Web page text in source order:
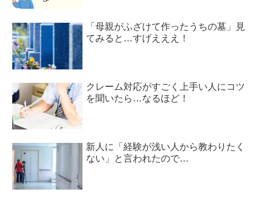
「母親がふざけて作ったうちの墓」見
てみると…すげえええ！
クレーム対応がすごく上手い人にコツ
を聞いたら…なるほど！
新人に「経験が浅い人から教わりたく
ない」と言われたので…